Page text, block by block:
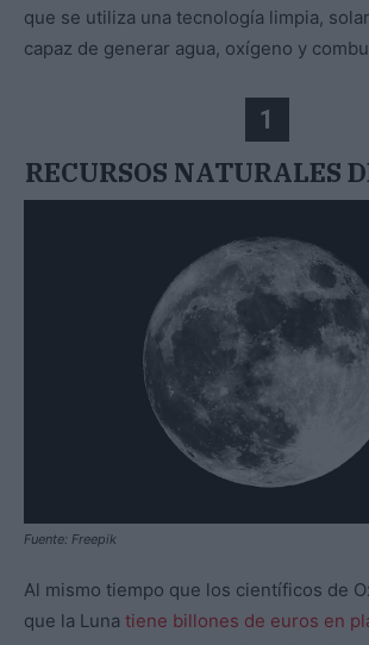
que se utiliza una tecnología limpia,
capaz de generar agua, oxígeno y
1
RECURSOS NATURALES
Fuente: Freepik
Al mismo tiempo que los científicos de
que la Luna tiene billones de euros en